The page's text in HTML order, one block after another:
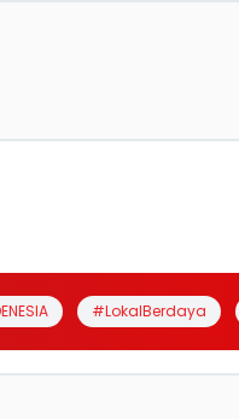
#LokalBerdaya